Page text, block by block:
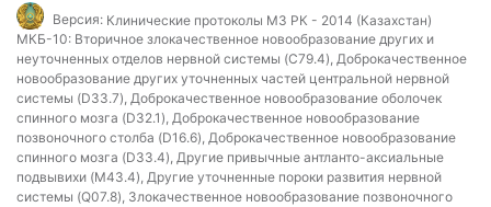
Версия: Клинические протоколы МЗ РК - 2014 (Казахстан)
МКБ-10: Вторичное злокачественное новообразование других и
неуточненных отделов нервной системы (C79.4), Доброкачественное
новообразование других уточненных частей центральной нервной
системы (D33.7), Доброкачественное новообразование оболочек
спинного мозга (D32.1), Доброкачественное новообразование
позвоночного столба (D16.6), Доброкачественное новообразование
спинного мозга (D33.4), Другие привычные антланто-аксиальные
подвывихи (M43.4), Другие уточненные пороки развития нервной
системы (Q07.8), Злокачественное новообразование позвоночного